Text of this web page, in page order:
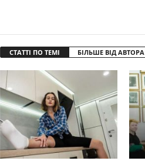
СТАТТІ ПО ТЕМІ БІЛЬШЕ ВІД АВТОРА